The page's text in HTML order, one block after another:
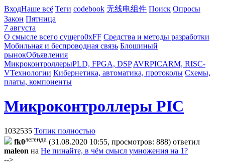
ВходНаше всё Теги codebook 无线电组件 Поиск Опросы
Закон Пятница
7 августа
О смысле всего сущего0xFF Средства и методы разработки
Мобильная и беспроводная связь Блошиный
рынокОбъявления
МикроконтроллерыPLD, FPGA, DSP AVRPICARM, RISC-
VТехнологии Кибернетика, автоматика, протоколы Схемы,
платы, компоненты
Микроконтроллеры PIC
1032535 Топик полностью
fk0легенда (31.08.2020 10:55, просмотров: 888) ответил
maleon на Не пинайте, в чём смысл умножения на 1?
-->